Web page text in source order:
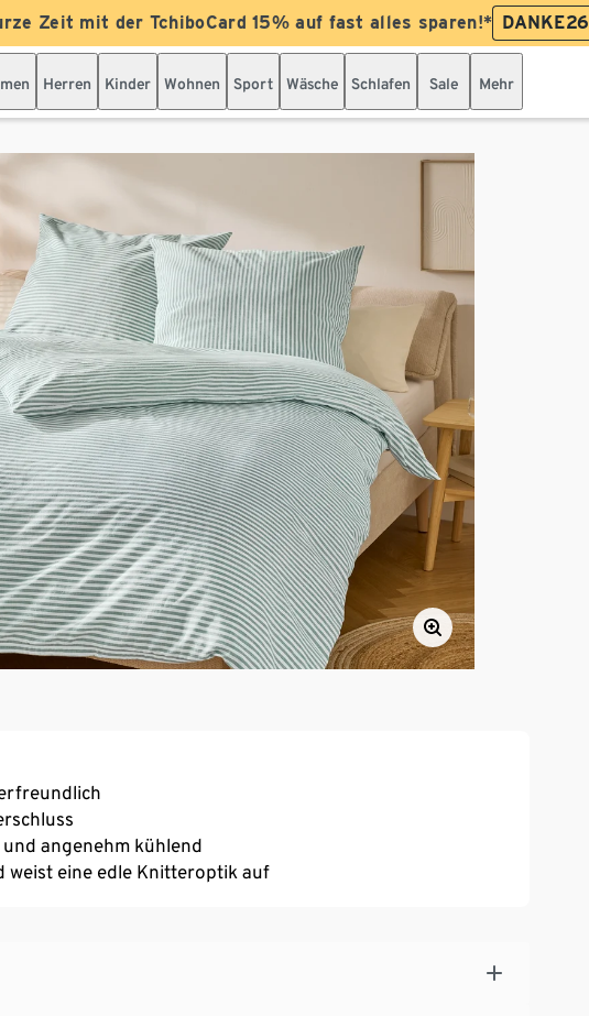
Zeit mit der TchiboCard 15% auf fast alles sparen!* DANKE26
Herren Kinder Wohnen Sport Wäsche Schlafen Sale Mehr
angenehm kühlend
weist eine edle Knitteroptik auf